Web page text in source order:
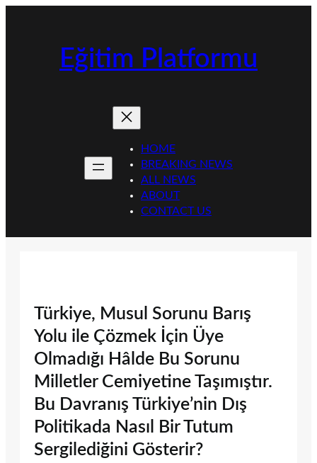
Eğitim Platformu
HOME
BREAKING NEWS
ALL NEWS
ABOUT
CONTACT US
Türkiye, Musul Sorunu Barış
Yolu ile Çözmek İçin Üye
Olmadığı Hâlde Bu Sorunu
Milletler Cemiyetine Taşımıştır.
Bu Davranış Türkiye’nin Dış
Politikada Nasıl Bir Tutum
Sergilediğini Gösterir?